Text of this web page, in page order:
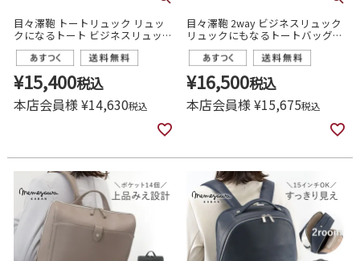
目々澤鞄 トートリュック リュッ
クになるトート ビジネスリュック
2way A4 軽量 レディース おしゃ
れ 通勤 営業
¥15,400税込
本店会員様¥14,630税込
目々澤鞄 2way ビジネスリュック
リュックにもなるトートバッグ
A4 ナイロン レディース 通勤 きれ
いめ
¥16,500税込
本店会員様¥15,675税込